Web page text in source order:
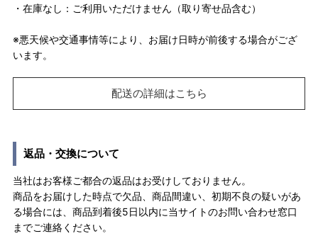
・在庫なし：ご利用いただけません（取り寄せ品含む）
※悪天候や交通事情等により、お届け日時が前後する場合がござ
います。
配送の詳細はこちら
返品・交換について
当社はお客様ご都合の返品はお受けしておりません。
商品をお届けした時点で欠品、商品間違い、初期不良の疑いがあ
る場合には、商品到着後5日以内に当サイトのお問い合わせ窓口
までご連絡ください。